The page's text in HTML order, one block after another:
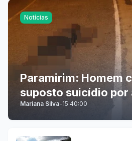
Notícias
Paramirim: Homem
suposto suicídio por
Mariana Silva-15:40:00